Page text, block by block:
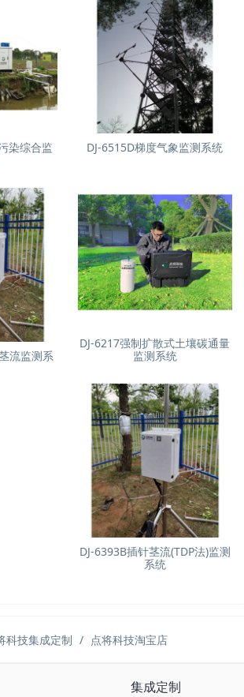
染综合监
DJ-6515D梯度气象监测系统
DJ-6217强制扩散式土壤碳通量
监测系统
流监测系
DJ-6393B插针茎流(TDP法)监测
系统
科技集成定制 点将科技淘宝店
集成定制